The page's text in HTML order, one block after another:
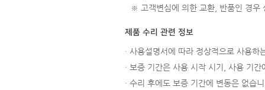
※ 고객변심에 의한 교환, 반품인 경우
제품 수리 관련 정보
· 사용설명서에 따라 정상적으로 사용
· 보증 기간은 사용 시작 시기, 사용 기
· 수리 후에도 보증 기간에 변동은 없습